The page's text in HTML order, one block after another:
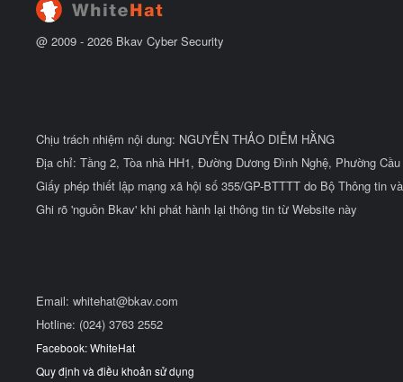
@ 2009 - 2026 Bkav Cyber Security
Chịu trách nhiệm nội dung: NGUYỄN THẢO DIỄM HẰNG
Địa chỉ: Tầng 2, Tòa nhà HH1, Đường Dương Đình Nghệ, Phường
Giấy phép thiết lập mạng xã hội số 355/GP-BTTTT do Bộ Thông tin
Ghi rõ 'nguồn Bkav' khi phát hành lại thông tin từ Website này
Email: whitehat@bkav.com
Hotline: (024) 3763 2552
Facebook: WhiteHat
Quy định và điều khoản sử dụng